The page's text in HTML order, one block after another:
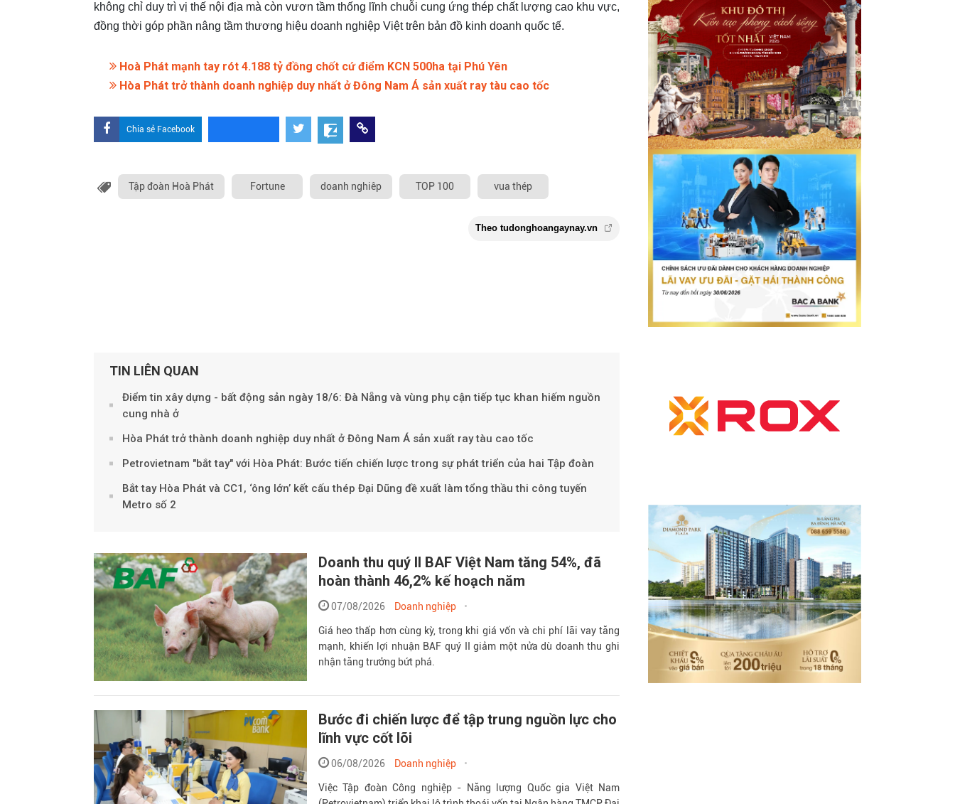
không chỉ duy trì vị thế nội địa mà còn vươn tầm thống lĩnh chuỗi cung ứng thép chất lượng cao khu vực,
đồng thời góp phần nâng tầm thương hiệu doanh nghiệp Việt trên bản đồ kinh doanh quốc tế.
Hoà Phát mạnh tay rót 4.188 tỷ đồng chốt cứ điểm KCN 500ha tại Phú Yên
Hòa Phát trở thành doanh nghiệp duy nhất ở Đông Nam Á sản xuất ray tàu cao tốc
Chia sẻ Facebook
Tập đoàn Hoà Phát Fortune doanh nghiêp TOP 100 vua thép
TIN LIÊN QUAN
Điểm tin xây dựng - bất động sản ngày 18/6: Đà Nẵng và vùng phụ cận tiếp tục khan hiếm nguồn
cung nhà ở
Hòa Phát trở thành doanh nghiệp duy nhất ở Đông Nam Á sản xuất ray tàu cao tốc
Petrovietnam "bắt tay" với Hòa Phát: Bước tiến chiến lược trong sự phát triển của hai Tập đoàn
Bắt tay Hòa Phát và CC1, ‘ông lớn’ kết cấu thép Đại Dũng đề xuất làm tổng thầu thi công tuyến
Metro số 2
Doanh thu quý II BAF Việt Nam tăng 54%, đã
hoàn thành 46,2% kế hoạch năm
07/08/2026 Doanh nghiệp
Giá heo thấp hơn cùng kỳ, trong khi giá vốn và chi phí lãi vay tăng
mạnh, khiến lợi nhuận BAF quý II giảm một nửa dù doanh thu ghi
nhận tăng trưởng bứt phá.
Bước đi chiến lược để tập trung nguồn lực cho
lĩnh vực cốt lõi
06/08/2026 Doanh nghiệp
Việc Tập đoàn Công nghiệp - Năng lượng Quốc gia Việt Nam